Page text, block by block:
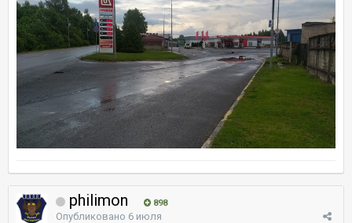
philimon 898
Опубликовано 6 июля